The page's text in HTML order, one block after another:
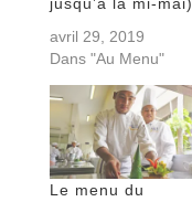
avril 29, 2019
Dans "Au Menu"
Le menu du